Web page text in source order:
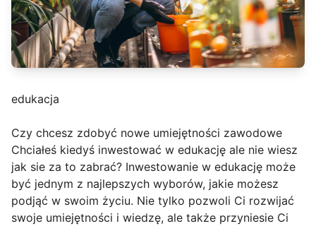
edukacja
Czy chcesz zdobyć nowe umiejętności zawodowe
Chciałeś kiedyś inwestować w edukację ale nie wiesz
jak sie za to zabrać? Inwestowanie w edukację może
być jednym z najlepszych wyborów, jakie możesz
podjąć w swoim życiu. Nie tylko pozwoli Ci rozwijać
swoje umiejętności i wiedzę, ale także przyniesie Ci